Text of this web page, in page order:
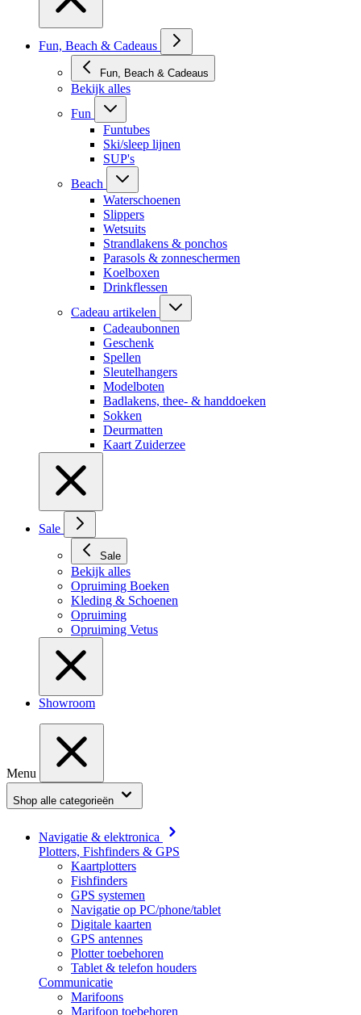
Fun, Beach & Cadeaus
Fun, Beach & Cadeaus
Bekijk alles
Fun
Funtubes
Ski/sleep lijnen
SUP's
Beach
Waterschoenen
Slippers
Wetsuits
Strandlakens & ponchos
Parasols & zonneschermen
Koelboxen
Drinkflessen
Cadeau artikelen
Cadeaubonnen
Geschenk
Spellen
Sleutelhangers
Modelboten
Badlakens, thee- & handdoeken
Sokken
Deurmatten
Kaart Zuiderzee
Sale
Sale
Bekijk alles
Opruiming Boeken
Kleding & Schoenen
Opruiming
Opruiming Vetus
Showroom
Menu
Shop alle categorieën
Navigatie & elektronica
Plotters, Fishfinders & GPS
Kaartplotters
Fishfinders
GPS systemen
Navigatie op PC/phone/tablet
Digitale kaarten
GPS antennes
Plotter toebehoren
Tablet & telefon houders
Communicatie
Marifoons
Marifoon toebehoren